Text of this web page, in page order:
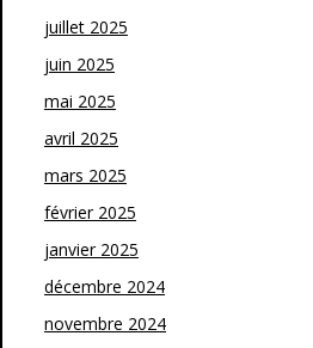
juillet 2025
juin 2025
mai 2025
avril 2025
mars 2025
février 2025
janvier 2025
décembre 2024
novembre 2024